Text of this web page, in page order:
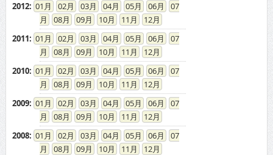
2012: 01 02 03 04 05 06
07
08
09 10 11
12
2011: 01 02 03 04 05 06
07
08
09 10 11
12
2010: 01 02 03 04 05 06
07
08
09 10 11
12
2009: 01 02 03 04 05 06
07
08
09 10 11
12
2008: 01 02 03 04 05 06
07
08
09 10 11
12